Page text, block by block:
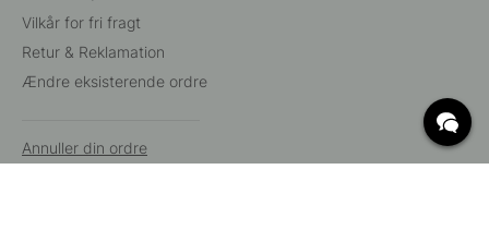
Vilkår for fri fragt
Retur & Reklamation
Ændre eksisterende ordre
Annuller din ordre